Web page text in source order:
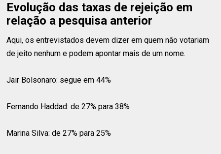
Evolução das taxas de rejeição em
relação a pesquisa anterior
Aqui, os entrevistados devem dizer em quem não votariam
de jeito nenhum e podem apontar mais de um nome.
Jair Bolsonaro: segue em 44%
Fernando Haddad: de 27% para 38%
Marina Silva: de 27% para 25%